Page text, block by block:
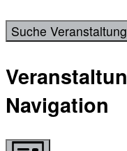
Suche
Navigation